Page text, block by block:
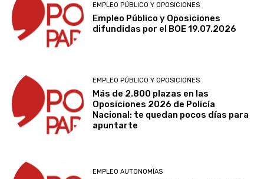
EMPLEO PÚBLICO Y OPOSICIONES
Empleo Público y Oposiciones
difundidas por el BOE 19.07.2026
EMPLEO PÚBLICO Y OPOSICIONES
Más de 2.800 plazas en las
Oposiciones 2026 de Policía
Nacional: te quedan pocos días para
apuntarte
EMPLEO AUTONOMÍAS